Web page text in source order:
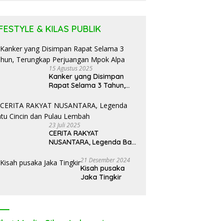
& KILAS PUBLIK
15 Agustus 2025
Kanker yang Disimpan
Rapat Selama 3 Tahun,
Mpok Alpa
23 Juli 2025
CERITA RAKYAT
NUSANTARA, Legenda Batu
21 Desember 2024
Kisah pusaka
Jaka Tingkir